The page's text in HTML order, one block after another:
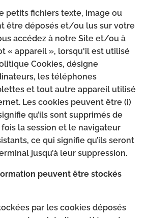
petits fichiers texte, image ou
être déposés et/ou lus sur votre
accédez à notre Site et/ou à
« appareil », lorsqu'il est utilisé
Cookies, désigne
les téléphones
et tout autre appareil utilisé
Les cookies peuvent être (i)
qu’ils sont supprimés de
la session et le navigateur
ce qui signifie qu’ils seront
jusqu’à leur suppression.
peuvent être stockés
par les cookies déposés